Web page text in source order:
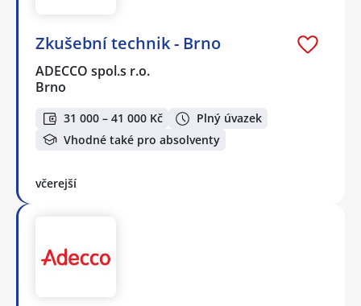
Zkušební technik - Brno
ADECCO spol.s r.o.
Brno
31 000 – 41 000 Kč
Plný úvazek
Vhodné také pro absolventy
včerejší